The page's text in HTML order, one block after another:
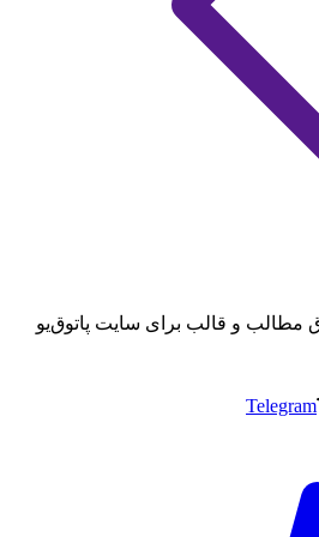
مطالب و قالب برای سایت پاتوق‌یو
Telegram